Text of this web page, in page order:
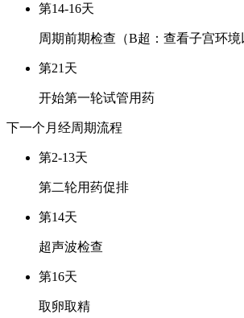
第14-16天
周期前期检查（B超：查看子宫环境
第21天
开始第一轮试管用药
下一个月经周期流程
第2-13天
第二轮用药促排
第14天
超声波检查
第16天
取卵取精